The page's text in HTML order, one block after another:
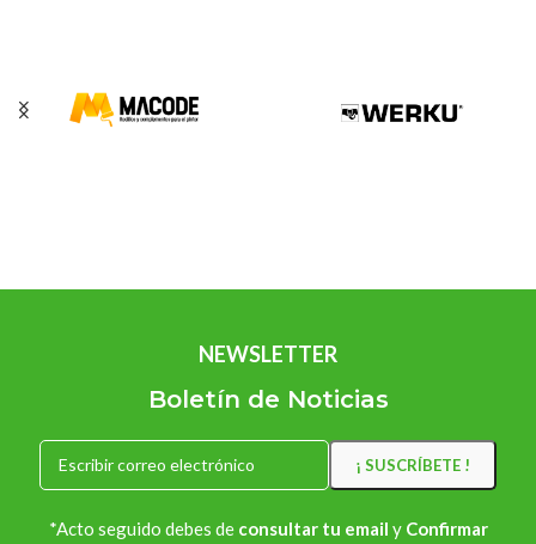
NEWSLETTER
Boletín de Noticias
*Acto seguido debes de consultar tu email y Confirmar